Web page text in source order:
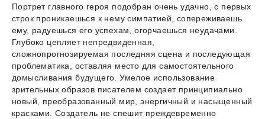
Портрет главного героя подобран очень удачно, с первых
строк проникаешься к нему симпатией, сопереживаешь
ему, радуешься его успехам, огорчаешься неудачами.
Глубоко цепляет непредвиденная,
сложнопрогнозируемая последняя сцена и последующая
проблематика, оставляя место для самостоятельного
домысливания будущего. Умелое использование
зрительных образов писателем создает принципиально
новый, преобразованный мир, энергичный и насыщенный
красками. Создатель не спешит преждевременно